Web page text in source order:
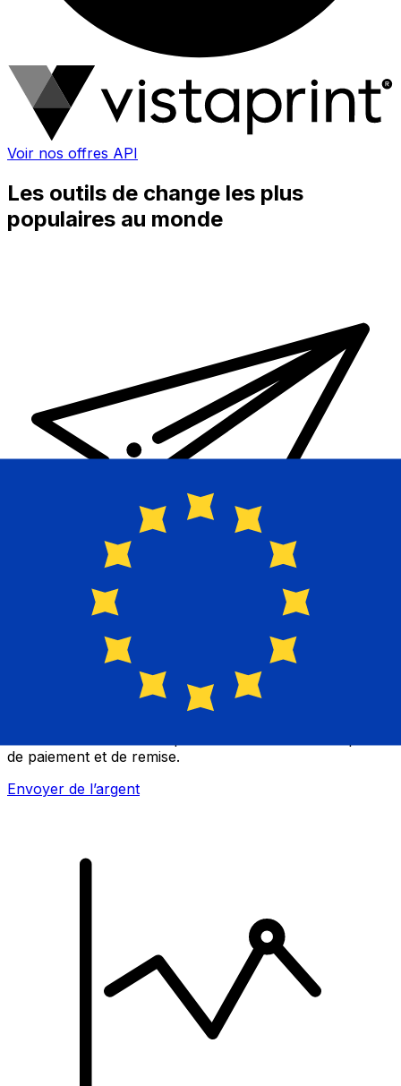
Voir nos offres API
Les outils de change les plus
populaires au monde
Transferts d'argent internationaux avec Xe
Envoyez de l'argent en ligne de façon sûre et rapide.
de paiement et de remise.
Envoyer de l’argent